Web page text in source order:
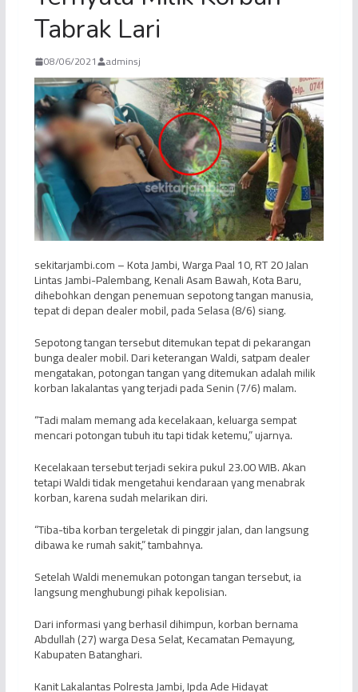
Tabrak Lari
08/06/2021 adminsj
sekitarjambi.com – Kota Jambi, Warga Paal 10, RT 20 Jalan
Lintas Jambi-Palembang, Kenali Asam Bawah, Kota Baru,
dihebohkan dengan penemuan sepotong tangan manusia,
tepat di depan dealer mobil, pada Selasa (8/6) siang.
Sepotong tangan tersebut ditemukan tepat di pekarangan
bunga dealer mobil. Dari keterangan Waldi, satpam dealer
mengatakan, potongan tangan yang ditemukan adalah milik
korban lakalantas yang terjadi pada Senin (7/6) malam.
“Tadi malam memang ada kecelakaan, keluarga sempat
mencari potongan tubuh itu tapi tidak ketemu,” ujarnya.
Kecelakaan tersebut terjadi sekira pukul 23.00 WIB. Akan
tetapi Waldi tidak mengetahui kendaraan yang menabrak
korban, karena sudah melarikan diri.
“Tiba-tiba korban tergeletak di pinggir jalan, dan langsung
dibawa ke rumah sakit,” tambahnya.
Setelah Waldi menemukan potongan tangan tersebut, ia
langsung menghubungi pihak kepolisian.
Dari informasi yang berhasil dihimpun, korban bernama
Abdullah (27) warga Desa Selat, Kecamatan Pemayung,
Kabupaten Batanghari.
Kanit Lakalantas Polresta Jambi, Ipda Ade Hidayat